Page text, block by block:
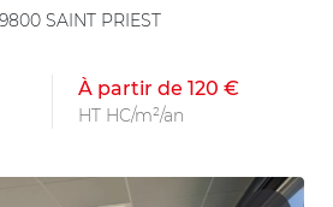
SAINT PRIEST
À partir de 120 €
HT HC/m²/an